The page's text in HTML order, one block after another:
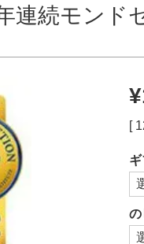
続モンド
¥
[
の